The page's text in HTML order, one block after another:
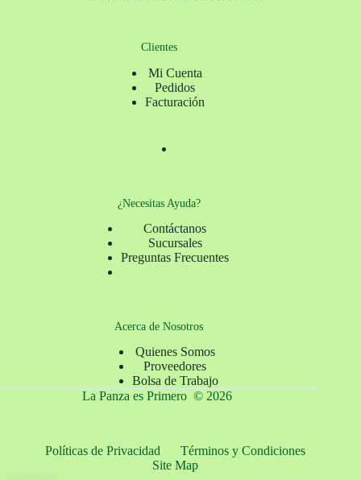
Clientes
Mi Cuenta
Pedidos
Facturación
¿Necesitas Ayuda?
Contáctanos
Sucursales
Preguntas Frecuentes
Acerca de Nosotros
Quienes Somos
Proveedores
Bolsa de Trabajo
La Panza es Primero © 2026
Políticas de Privacidad
Términos y Condiciones
Site Map